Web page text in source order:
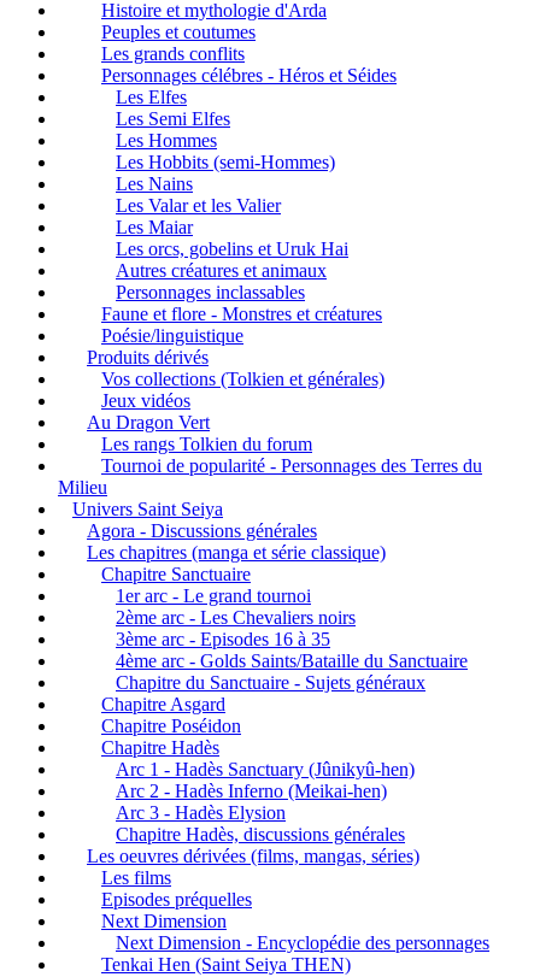
Histoire et mythologie d'Arda
Peuples et coutumes
Les grands conflits
Personnages célébres - Héros et Séides
Les Elfes
Les Semi Elfes
Les Hommes
Les Hobbits (semi-Hommes)
Les Nains
Les Valar et les Valier
Les Maiar
Les orcs, gobelins et Uruk Hai
Autres créatures et animaux
Personnages inclassables
Faune et flore - Monstres et créatures
Poésie/linguistique
Produits dérivés
Vos collections (Tolkien et générales)
Jeux vidéos
Au Dragon Vert
Les rangs Tolkien du forum
Tournoi de popularité - Personnages des Terres du
Milieu
Univers Saint Seiya
Agora - Discussions générales
Les chapitres (manga et série classique)
Chapitre Sanctuaire
1er arc - Le grand tournoi
2ème arc - Les Chevaliers noirs
3ème arc - Episodes 16 à 35
4ème arc - Golds Saints/Bataille du Sanctuaire
Chapitre du Sanctuaire - Sujets généraux
Chapitre Asgard
Chapitre Poséidon
Chapitre Hadès
Arc 1 - Hadès Sanctuary (Jûnikyû-hen)
Arc 2 - Hadès Inferno (Meikai-hen)
Arc 3 - Hadès Elysion
Chapitre Hadès, discussions générales
Les oeuvres dérivées (films, mangas, séries)
Les films
Episodes préquelles
Next Dimension
Next Dimension - Encyclopédie des personnages
Tenkai Hen (Saint Seiya THEN)